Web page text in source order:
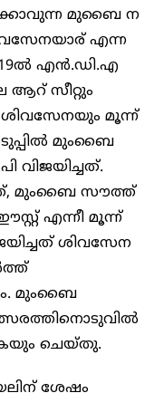
മുബൈ ന​
എന്ന
എൻ.ഡി.എ
സീറ്റും
മൂന്ന്
മുംബൈ
വിജയിച്ചത്.
മുംബൈ സൗത്ത്
എന്നീ മൂന്ന്
ശിവസേന
മുംബൈ
ചെയ്തു.
ശേഷം